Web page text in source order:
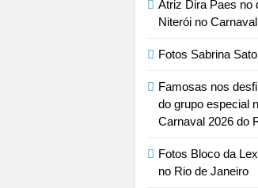
Atriz Dira Paes no
Niterói no
Fotos Sabrina
Famosas nos
do grupo especial
Carnaval 2026 do
Fotos Bloco da
no Rio de Janeiro